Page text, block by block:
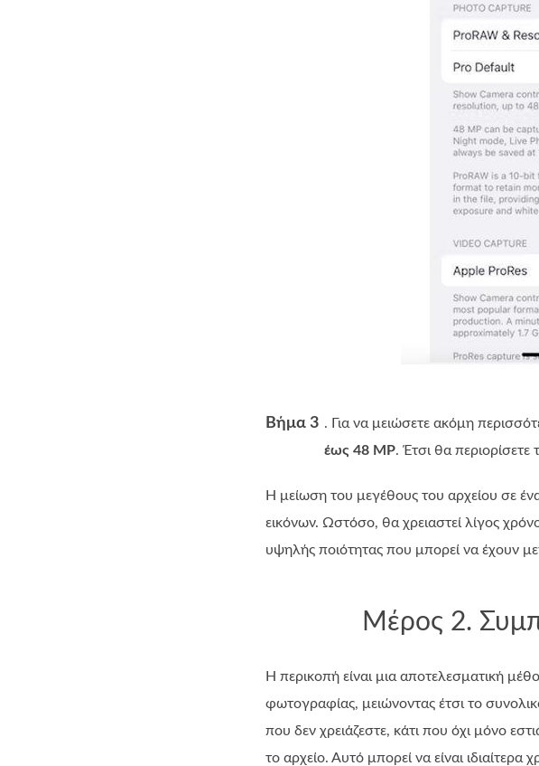
Βήμα 3 . Για να μειώσετε ακόμη
έως 48 MP. Έτσι θα
Η μείωση του μεγέθους του αρχείου σε
εικόνων. Ωστόσο, θα χρειαστεί λίγος
υψηλής ποιότητας που μπορεί να έχουν
Μέρος 2.
Η περικοπή είναι μια αποτελεσματική
φωτογραφίας, μειώνοντας έτσι το
που δεν χρειάζεστε, κάτι που όχι μόνο
το αρχείο. Αυτό μπορεί να είναι